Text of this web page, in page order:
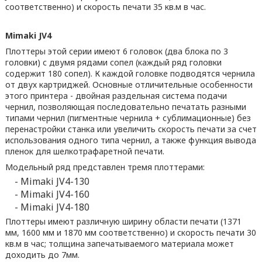
соответственно) и скорость печати 35 кв.м в час.
Mimaki JV4
Плоттеры этой серии имеют 6 головок (два блока по 3
головки) с двумя рядами сопел (каждый ряд головки
содержит 180 сопел). К каждой головке подводятся чернила
от двух картриджей. Основные отличительные особенности
этого принтера - двойная раздельная система подачи
чернил, позволяющая последовательно печатать разными
типами чернил (пигментные чернила + сублимационные) без
перенастройки станка или увеличить скорость печати за счет
использования одного типа чернил, а также функция вывода
пленок для шелкотрафаретной печати.
Модельный ряд представлен тремя плоттерами:
- Mimaki JV4-130
- Mimaki JV4-160
- Mimaki JV4-180
Плоттеры имеют различную ширину области печати (1371
мм, 1600 мм и 1870 мм соответственно) и скорость печати 30
кв.м в час; толщина запечатываемого материала может
доходить до 7мм.